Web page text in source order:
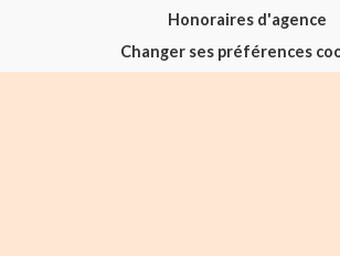
Honoraires d'agence
Changer ses préférences